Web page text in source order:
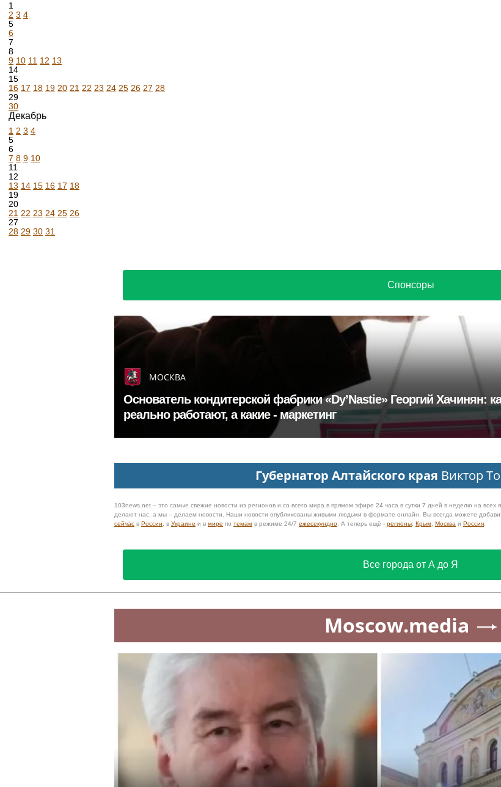
1
2 3 4
5
6
7
8
9 10 11 12 13
14
15
16 17 18 19 20 21 22 23 24 25 26 27 28
29
30
Декабрь
1 2 3 4
5
6
7 8 9 10
11
12
13 14 15 16 17 18
19
20
21 22 23 24 25 26
27
28 29 30 31
Спонсоры
МОСКВА
Основатель кондитерской фабрики «Dy’Nastie» Георгий Хачинян:
реально работают, а какие - маркетинг
Губернатор Алтайского края Виктор
103news.net – это самые свежие новости из регионов и со всего мира в прямом эфире 24 часа в сутки 7 дней в неделю на всех
делают нас, а мы – делаем новости. Наши новости опубликованы живыми людьми в формате онлайн. Вы всегда можете
сейчас в России , в Украине и в мире по темам в режиме 24/7 ежесекундно . А теперь ещё - регионы Крым Москва и Россия
Все города от А до Я
Moscow.media